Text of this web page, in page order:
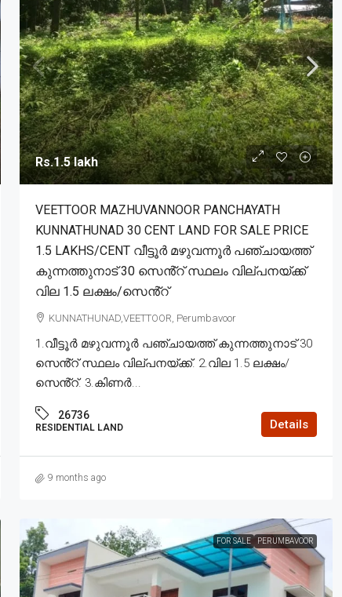
Rs.1.5 lakh
VEETTOOR MAZHUVANNOOR PANCHAYATH
KUNNATHUNAD 30 CENT LAND FOR SALE PRICE
1.5 LAKHS/CENT വീട്ടൂർ മഴുവന്നൂർ പഞ്ചായത്ത്
കുന്നത്തുനാട് 30 സെൻ്റ് സ്ഥലം വില്പനയ്ക്ക്
വില 1.5 ലക്ഷം/സെൻ്റ്
KUNNATHUNAD,VEETTOOR, Perumbavoor
1.വീട്ടൂർ മഴുവന്നൂർ പഞ്ചായത്ത് കുന്നത്തുനാട് 30
സെൻ്റ് സ്ഥലം വില്പനയ്ക്ക്. 2.വില 1.5 ലക്ഷം/
സെൻ്റ്. 3.കിണർ...
26736
RESIDENTIAL LAND Details
9 months ago
FOR SALE PERUMBAVOOR